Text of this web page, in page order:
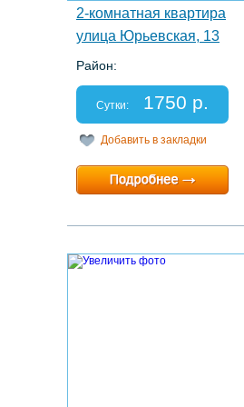
2-комнатная квартира
улица Юрьевская, 13
Район:
Спальных мест: 4+2
Отчетные документы: нет
Сутки: 1750 р.
Добавить в закладки
Минимальный срок:1 суток
Расчетный час:любой